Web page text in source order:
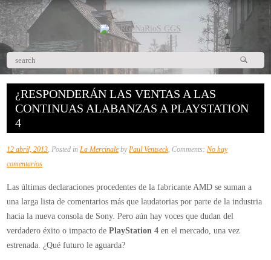
¿RESPONDERÁN LAS VENTAS A LAS
CONTINUAS ALABANZAS A PLAYSTATION
4
12 abril, 2013, Posted inLa Mercinale byPaul Ventseck, Comments:No hay
comentariosen
las
ventas
a
las
continuas
Las últimas declaraciones procedentes de la fabricante AMD se suman a
una larga lista de comentarios más que laudatorias por parte de la industria
hacia la nueva consola de Sony. Pero aún hay voces que dudan del
verdadero éxito o impacto dePlayStation 4 en el mercado, una vez
estrenada. ¿Qué futuro le aguarda?